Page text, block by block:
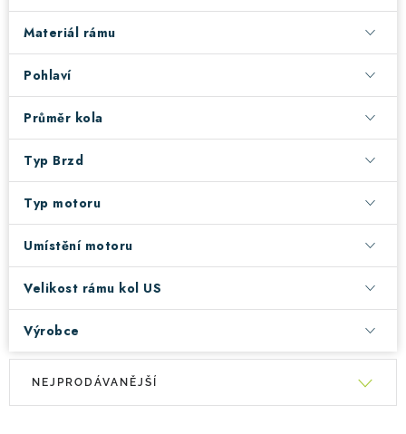
Materiál rámu
Pohlaví
Průměr kola
Typ Brzd
Typ motoru
Umístění motoru
Velikost rámu kol US
Výrobce
V
Ř
NEJPRODÁVANĚJŠÍ